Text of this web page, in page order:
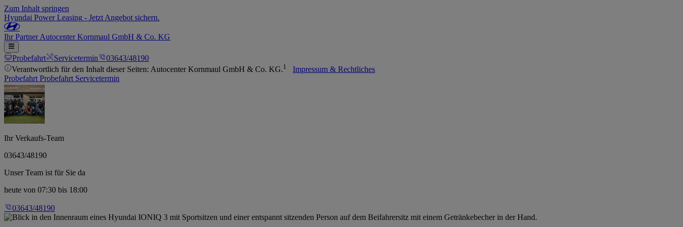
Zum Inhalt springen
Hyundai Power Leasing - Jetzt Angebot sichern.
IhrPartnerAutocenter Kornmaul GmbH & Co. KG
Probefahrt Servicetermin
03643/48190
Verantwortlich für den Inhalt dieser Seiten: Autocenter Kornmaul GmbH & Co. KG.1
Impressum & Rechtliches
Probefahrt Probefahrt Servicetermin
Ihr Verkaufs-Team
03643/48190
Unser Team ist für Sie da
heute von 07:30 bis 18:00
03643/48190